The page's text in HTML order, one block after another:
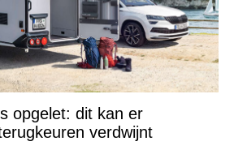
opgelet: dit kan er
verdwijnt